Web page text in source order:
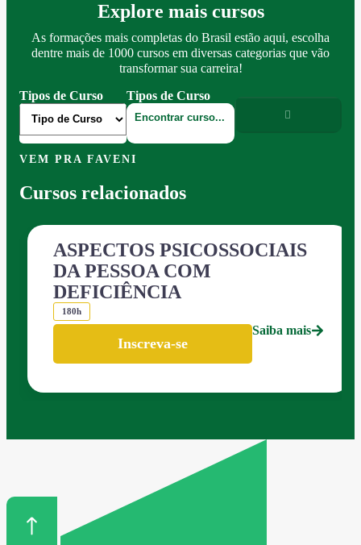
Explore mais cursos
As formações mais completas do Brasil estão aqui, escolha
dentre mais de 1000 cursos em diversas categorias que vão
transformar sua carreira!
Tipos de Curso
Tipos de Curso
VEM PRA FAVENI
Cursos relacionados
ASPECTOS PSICOSSOCIAIS
DA PESSOA COM
DEFICIÊNCIA
180h
Inscreva-se
Saiba mais